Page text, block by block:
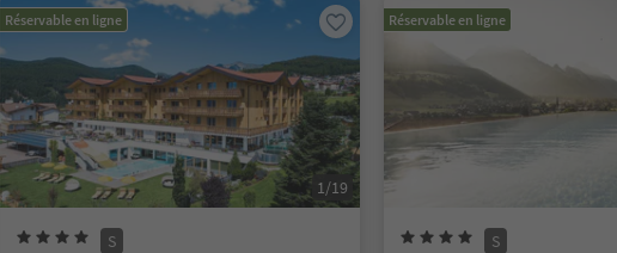
Réservable en ligne
1/19
S
Réservable en ligne
S